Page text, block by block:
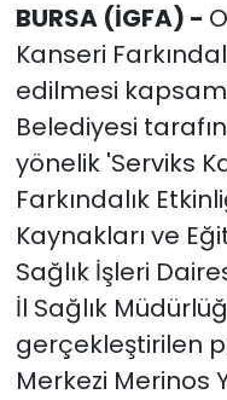
BURSA (İGFA) -
Kanseri
edilmesi
Belediyesi
yönelik 'Serviks
Farkındalık
Kaynakları ve
Sağlık İşleri
İl Sağlık
gerçekleştirilen
Merkezi Merinos